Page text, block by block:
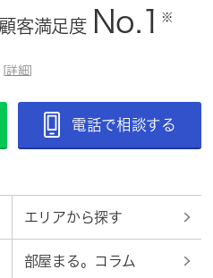
客満足度 No.1 ※
[詳細]
電話で相談する
エリアから探す
部屋まる。コラム